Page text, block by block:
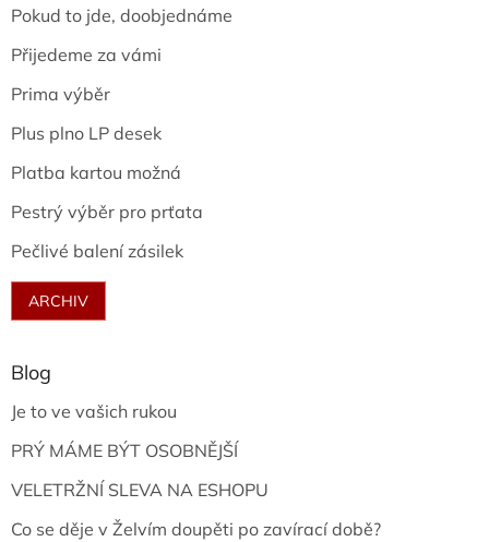
Pokud to jde, doobjednáme
Přijedeme za vámi
Prima výběr
Plus plno LP desek
Platba kartou možná
Pestrý výběr pro prťata
Pečlivé balení zásilek
ARCHIV
Blog
Je to ve vašich rukou
PRÝ MÁME BÝT OSOBNĚJŠÍ
VELETRŽNÍ SLEVA NA ESHOPU
Co se děje v Želvím doupěti po zavírací době?